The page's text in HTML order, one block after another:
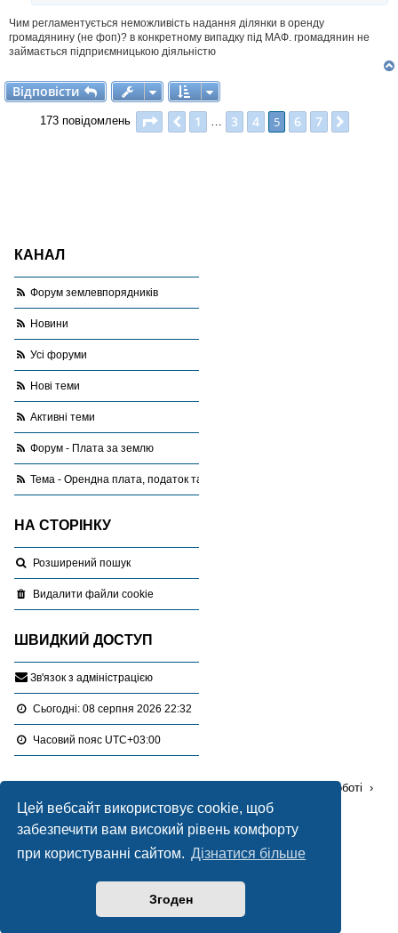
Цей вебсайт використовує cookie, щоб
забезпечити вам високий рівень комфорту
при користуванні сайтом. Дізнатися більше
Згоден
н
Чим регламентується неможливість надання ділянки в оренду
громадянину (не фоп)? в конкретному випадку під МАФ. громадянин не
займається підприємницькою діяльністю
Відповісти
Відповісти
173 повідомлень Сторінка з
Поперед.
1 … 3 4 5 6 7
КАНАЛ
Форум землевпорядників
Новини
Усі форуми
Нові теми
Активні теми
Форум - Плата за землю
Тема - Орендна плата, податок та грошова оцінка
НА СТОРІНКУ
Розширений пошук
Видалити файли cookie
ШВИДКИЙ ДОСТУП
Зв'язок з адміністрацією
Сьогодні: 08 серпня 2026 22:32
Часовий пояс UTC+03:00
Проблемні питання в роботі
Плата за землю
Працює наphpBB® Forum Software © phpBB Limited
LONER
Конфіденційність|Умови